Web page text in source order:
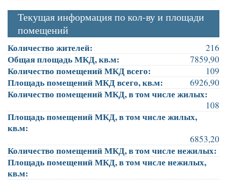
Текущая информация по кол-ву и площади
помещений
Количество жителей: 216
Общая площадь МКД, кв.м: 7859,90
Количество помещений МКД всего: 109
Площадь помещений МКД всего, кв.м: 6926,90
Количество помещений МКД, в том числе жилых:
108
Площадь помещений МКД, в том числе жилых,
кв.м:
6853,20
Количество помещений МКД, в том числе нежилых:
Площадь помещений МКД, в том числе нежилых,
кв.м: